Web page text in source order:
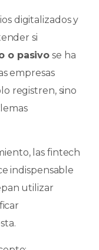
digitalizados y
si
o pasivo se ha
empresas
registren, sino
las fintech
indispensable
utilizar